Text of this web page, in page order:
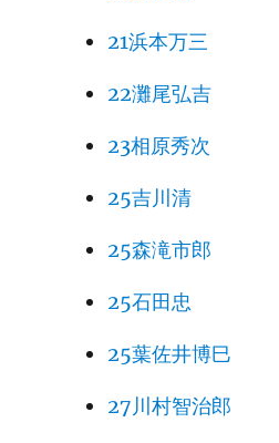
21浜本万三
22灘尾弘吉
23相原秀次
25吉川清
25森滝市郎
25石田忠
25葉佐井博巳
27川村智治郎